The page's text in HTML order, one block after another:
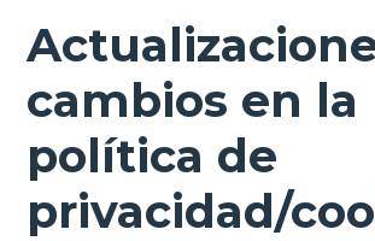
cambios en la
política de
privacidad/